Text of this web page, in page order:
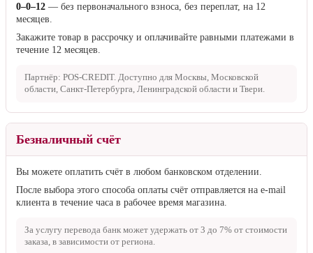
0–0–12 — без первоначального взноса, без переплат, на 12
месяцев.
Закажите товар в рассрочку и оплачивайте равными платежами в
течение 12 месяцев.
Партнёр: POS-CREDIT. Доступно для Москвы, Московской
области, Санкт-Петербурга, Ленинградской области и Твери.
Безналичный счёт
Вы можете оплатить счёт в любом банковском отделении.
После выбора этого способа оплаты счёт отправляется на e-mail
клиента в течение часа в рабочее время магазина.
За услугу перевода банк может удержать от 3 до 7% от стоимости
заказа, в зависимости от региона.